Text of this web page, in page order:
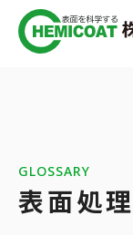
GLOSSARY
表面処